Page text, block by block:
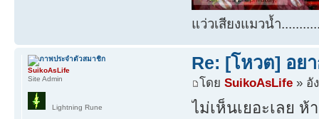
แว่วเสียงแมวน้ำ
Re: [โหวต] อย
โดยSuikoAsLife » อั
ไม่เห็นเยอะเลย ห้
SuikoAsLife
Site Admin
Lightning Rune